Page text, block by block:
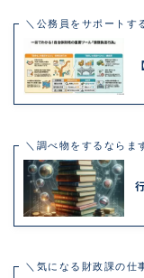
＼公務員をサポートす
＼調べ物をするならま
＼気になる財政課の仕